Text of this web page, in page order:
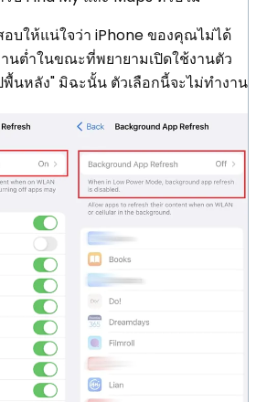
อบให้แน่ใจว่า iPhone ของคุณไม่ได้
นต่ำในขณะที่พยายามเปิดใช้งานตัว
พื้นหลัง" มิฉะนั้น ตัวเลือกนี้จะไม่ทำงาน